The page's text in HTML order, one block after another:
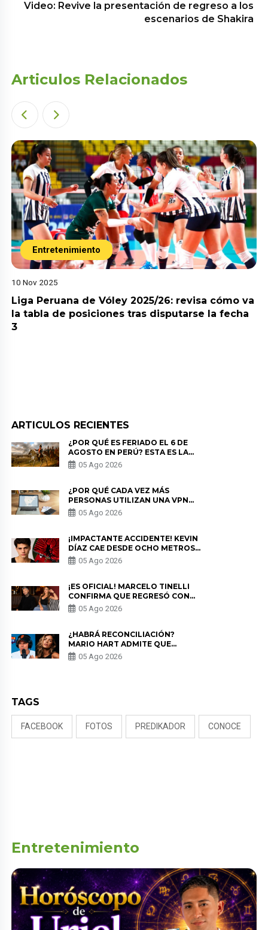
Video: Revive la presentación de regreso a los
escenarios de Shakira
Articulos Relacionados
Entretenimiento
10 Nov 2025
Liga Peruana de Vóley 2025/26: revisa cómo va
la tabla de posiciones tras disputarse la fecha
3
ARTICULOS RECIENTES
¿POR QUÉ ES FERIADO EL 6 DE
AGOSTO EN PERÚ? ESTA ES LA
HISTORIA
05 Ago 2026
¿POR QUÉ CADA VEZ MÁS
PERSONAS UTILIZAN UNA VPN
PARA PROTEGER SU
PRIVACIDAD?
05 Ago 2026
¡IMPACTANTE ACCIDENTE! KEVIN
DÍAZ CAE DESDE OCHO METROS
EN “ESTO ES GUERRA” Y GENERA
PREOCUPACIÓN
05 Ago 2026
¡ES OFICIAL! MARCELO TINELLI
CONFIRMA QUE REGRESÓ CON
MILETT FIGUEROA: “EL AMOR
PUDO MÁS”
05 Ago 2026
¿HABRÁ RECONCILIACIÓN?
MARIO HART ADMITE QUE
PODRÍA VOLVER CON KORINA
RIVADENEIRA: “NO LE CERRARÍA
05 Ago 2026
TAGS
FACEBOOK FOTOS PREDIKADOR CONOCE
Entretenimiento